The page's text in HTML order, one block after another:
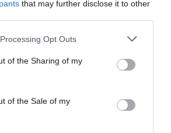
that may further disclose it to other
website/app uses one or more Google
or usage behaviour. You may click to
to Google and its third-party tags to
specified purposes in below Google
Opt Outs
of the Sharing of my
of the Sale of my
évek óta ismert, hogy a